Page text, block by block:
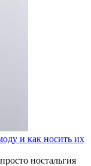
и как носить их
ностальгия